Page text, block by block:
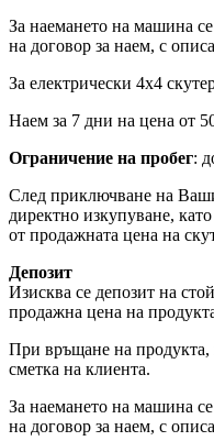
За наемането на машина
на договор за наем, с
За електрически 4х4
Наем за 7 дни на цена от
Ограничение на пробег:
След приключване на
директно изкупуване,
от продажната цена на
Депозит
Изисква се депозит на
продажна цена на
При връщане на продукта,
сметка на клиента.
За наемането на машина
на договор за наем, с